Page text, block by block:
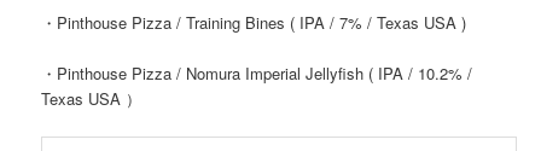
・Pinthouse Pizza / Training Bines ( IPA / 7% / Texas USA )
・Pinthouse Pizza / Nomura Imperial Jellyfish ( IPA / 10.2% /
Texas USA ）